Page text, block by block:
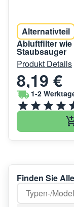
Alternativteil
Abluftfilter wie
Staubsauger
Produkt Details
8,19 €
1-2
Finden Sie